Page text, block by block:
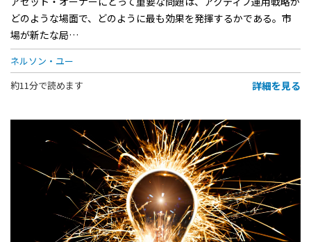
どのような場面で、どのように最も効果を発揮するかである。市
場が新たな局…
ネルソン・ユー
約11分で読めます
詳細を見る